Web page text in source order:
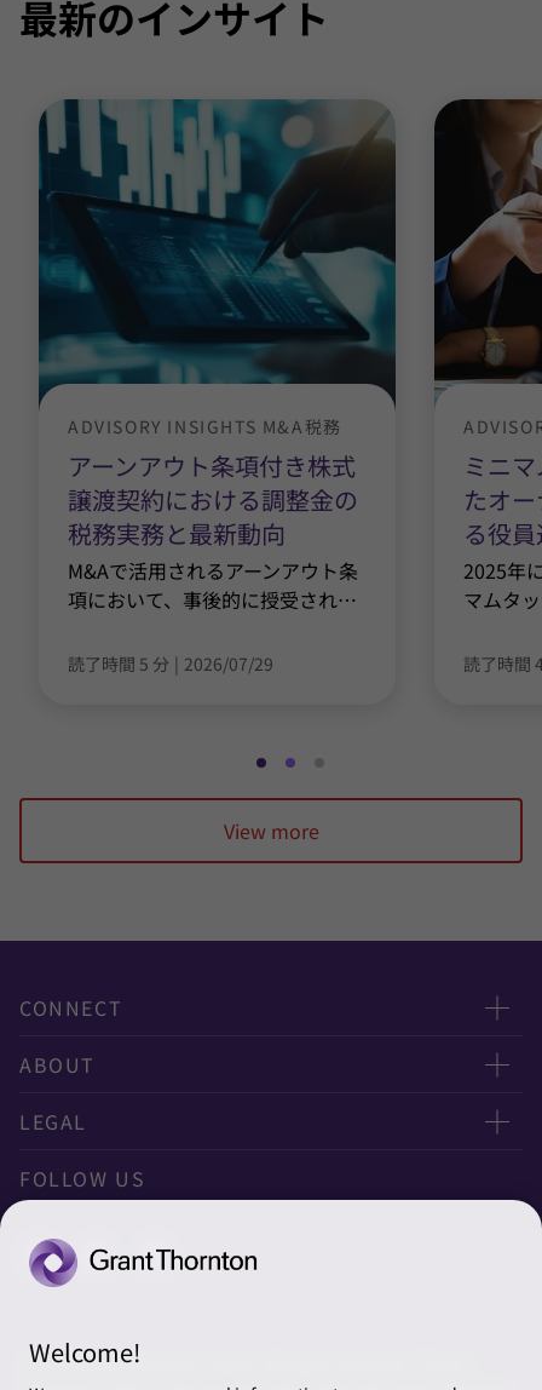
最新のインサイト
アーンアウト条項付き株式
譲渡契約における調整金の
税務実務と最新動向
ADVISORY INSIGHTS M&A税務
M&Aで活用されるアーンアウト条
項において、事後的に授受され…
読了時間 5 分 | 2026/07/29
ミニ
たオ
る役
2025年
マムタ
読了時間
ス
ラ
イ
ド
3
ス
ラ
イ
ド
3
ス
ラ
ド
3
View more
CONNECT
お問い合わせ
ニュースレター申し込み
グローバル
グローバルリーチ
ABOUT
太陽有限責任監査法人
太陽グラントソントン税理士法人
太陽グラントソントン株式会社
株式会社サンライズ・アカウンティング・インターナショ
LEGAL
利用規約
ソーシャルメディアポリシー
FOLLOW US
© 2026 Grant Thornton Japan. All rights reserved. “Grant
Welcome!